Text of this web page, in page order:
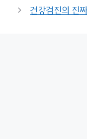
건강검진의 진